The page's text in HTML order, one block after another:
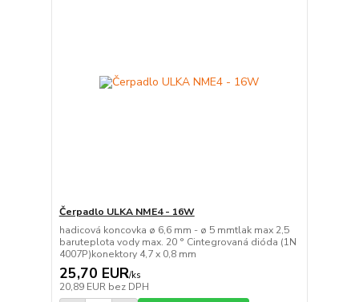
Čerpadlo ULKA NME4 - 16W
hadicová koncovka ø 6,6 mm - ø 5 mmtlak max 2,5
baruteplota vody max. 20 ° Cintegrovaná dióda (1N
4007P)konektory 4,7 x 0,8 mm
25,70 EUR/ks
20,89 EUR bez DPH